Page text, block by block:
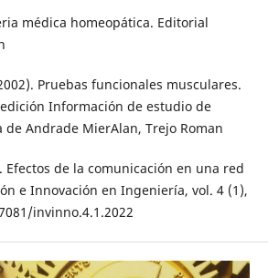
médica homeopática. Editorial
Pruebas funcionales musculares.
Información de estudio de
Andrade MierAlan, Trejo Roman
Efectos de la comunicación en una red
e Innovación en Ingeniería, vol. 4 (1),
invinno.4.1.2022